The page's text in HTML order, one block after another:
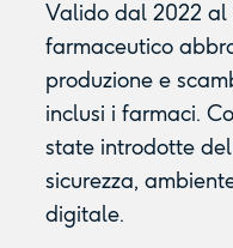
Valido dal 2022 al
farmaceutico
produzione e
inclusi i farmaci.
state introdotte
sicurezza,
digitale.